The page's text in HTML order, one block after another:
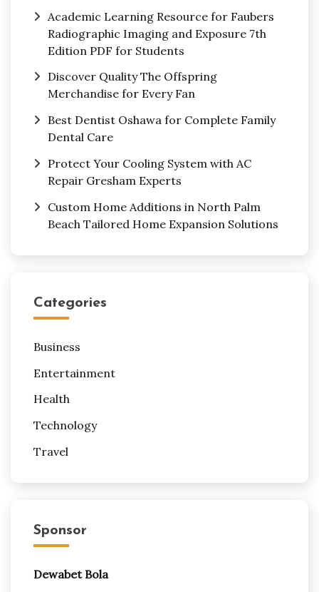
Academic Learning Resource for Faubers
Radiographic Imaging and Exposure 7th
Edition PDF for Students
Discover Quality The Offspring
Merchandise for Every Fan
Best Dentist Oshawa for Complete Family
Dental Care
Protect Your Cooling System with AC
Repair Gresham Experts
Custom Home Additions in North Palm
Beach Tailored Home Expansion Solutions
Categories
Business
Entertainment
Health
Technology
Travel
Sponsor
Dewabet Bola